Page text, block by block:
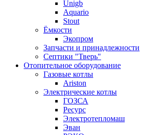
Unigb
Aquario
Stout
Ёмкости
Экопром
Запчасти и принадлежности
Септики "Тверь"
Отопительное оборудование
Газовые котлы
Ariston
Электрические котлы
ГОЗСА
Ресурс
Электротепломаш
Эван